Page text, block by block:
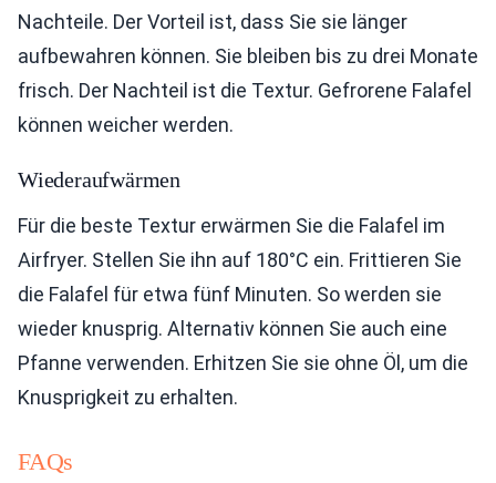
Nachteile. Der Vorteil ist, dass Sie sie länger
aufbewahren können. Sie bleiben bis zu drei Monate
frisch. Der Nachteil ist die Textur. Gefrorene Falafel
können weicher werden.
Wiederaufwärmen
Für die beste Textur erwärmen Sie die Falafel im
Airfryer. Stellen Sie ihn auf 180°C ein. Frittieren Sie
die Falafel für etwa fünf Minuten. So werden sie
wieder knusprig. Alternativ können Sie auch eine
Pfanne verwenden. Erhitzen Sie sie ohne Öl, um die
Knusprigkeit zu erhalten.
FAQs